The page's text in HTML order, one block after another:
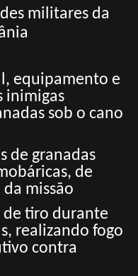
militares da
equipamento e
inimigas
sob o cano
de granadas
de
missão
de tiro durante
realizando fogo
contra